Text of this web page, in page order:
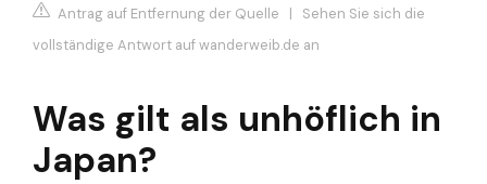
Antrag auf Entfernung der Quelle | Sehen Sie sich die
vollständige Antwort auf wanderweib.de an
Was gilt als unhöflich in
Japan?